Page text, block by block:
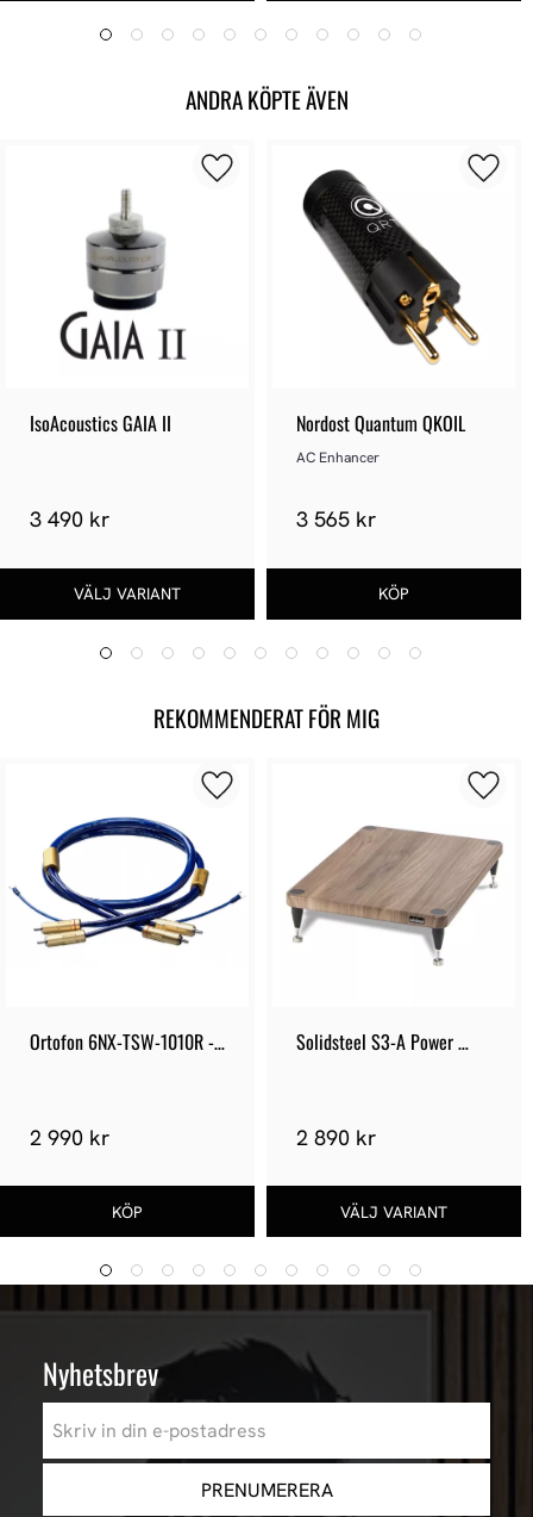
ANDRA KÖPTE ÄVEN
IsoAcoustics GAIA II
3 490 kr
Nordost Quantum QKOIL
AC Enhancer
3 565 kr
REKOMMENDERAT FÖR MIG
Ortofon 6NX-TSW-1010R -
2 990 kr
Solidsteel S3-A Power
2 890 kr
Nyhetsbrev
PRENUMERERA